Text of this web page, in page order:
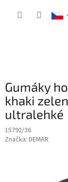
Gumáky
khaki
ultralehké
15792/36
Značka: DEMAR